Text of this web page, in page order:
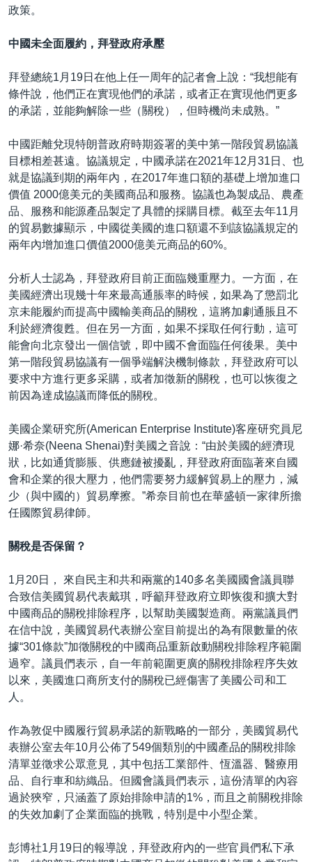
政策。
中國未全面履約，拜登政府承壓
拜登總統1月19日在他上任一周年的記者會上說：“我想能有
條件說，他們正在實現他們的承諾，或者正在實現他們更多
的承諾，並能夠解除一些（關稅），但時機尚未成熟。”
中國距離兌現特朗普政府時期簽署的美中第一階段貿易協議
目標相差甚遠。協議規定，中國承諾在2021年12月31日、也
就是協議到期的兩年內，在2017年進口額的基礎上增加進口
價值 2000億美元的美國商品和服務。協議也為製成品、農產
品、服務和能源產品製定了具體的採購目標。截至去年11月
的貿易數據顯示，中國從美國的進口額還不到該協議規定的
兩年內增加進口價值2000億美元商品的60%。
分析人士認為，拜登政府目前正面臨幾重壓力。一方面，在
美國經濟出現幾十年來最高通脹率的時候，如果為了懲罰北
京未能履約而提高中國輸美商品的關稅，這將加劇通脹且不
利於經濟復甦。但在另一方面，如果不採取任何行動，這可
能會向北京發出一個信號，即中國不會面臨任何後果。美中
第一階段貿易協議有一個爭端解決機制條款，拜登政府可以
要求中方進行更多采購，或者加徵新的關稅，也可以恢復之
前因為達成協議而降低的關稅。
美國企業研究所(American Enterprise Institute)客座研究員尼
娜·希奈(Neena Shenai)對美國之音說：“由於美國的經濟現
狀，比如通貨膨脹、供應鏈被擾亂，拜登政府面臨著來自國
會和企業的很大壓力，他們需要努力緩解貿易上的壓力，減
少（與中國的）貿易摩擦。”希奈目前也在華盛頓一家律所擔
任國際貿易律師。
關稅是否保留？
1月20日， 來自民主和共和兩黨的140多名美國國會議員聯
合致信美國貿易代表戴琪，呼籲拜登政府立即恢復和擴大對
中國商品的關稅排除程序，以幫助美國製造商。兩黨議員們
在信中說，美國貿易代表辦公室目前提出的為有限數量的依
據“301條款”加徵關稅的中國商品重新啟動關稅排除程序範圍
過窄。議員們表示，自一年前範圍更廣的關稅排除程序失效
以來，美國進口商所支付的關稅已經傷害了美國公司和工
人。
作為敦促中國履行貿易承諾的新戰略的一部分，美國貿易代
表辦公室去年10月公佈了549個類別的中國產品的關稅排除
清單並徵求公眾意見，其中包括工業部件、恆溫器、醫療用
品、自行車和紡織品。但國會議員們表示，這份清單的內容
過於狹窄，只涵蓋了原始排除申請的1%，而且之前關稅排除
的失效加劇了企業面臨的挑戰，特別是中小型企業。
彭博社1月19日的報導說，拜登政府內的一些官員們私下承